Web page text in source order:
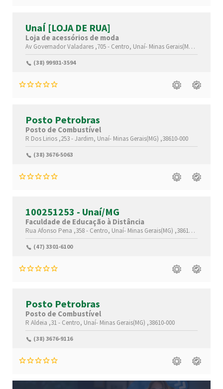
UnaÍ [LOJA DE RUA]
Loja de acessórios de moda
Av Governador Valadares ,705 - Centro, Unaí- Minas Gerais(MG)
(38) 99931-3594
Posto Petrobras
Posto de Combustível
R Dos Lirios ,253 -Jardim, Unaí- Minas Gerais(MG) ,38610-000
(38) 3676-5063
100251253 - Unaí/MG
Faculdade de Educação à Distância
Rua Afonso Pena ,358 - Centro, Unaí- Minas Gerais(MG) ,38610-074
(47) 3301-6100
Posto Petrobras
Posto de Combustível
R Aldeia ,31 - Centro, Unaí- Minas Gerais(MG) ,38610-000
(38) 3676-9116